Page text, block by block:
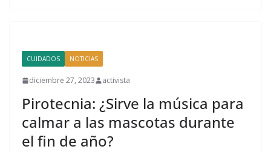
CUIDADOS NOTICIAS
diciembre 27, 2023 activista
Pirotecnia: ¿Sirve la música para
calmar a las mascotas durante
el fin de año?